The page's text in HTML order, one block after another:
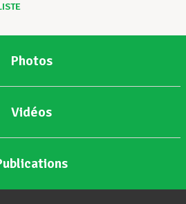
Photos
Vidéos